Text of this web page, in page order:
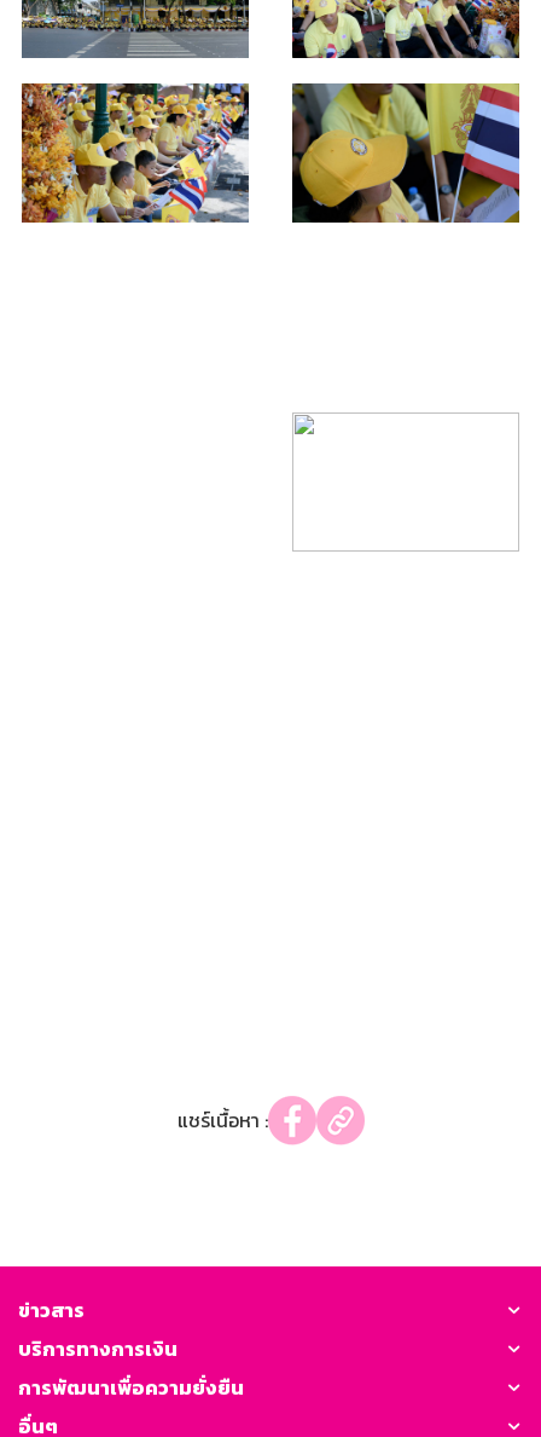
แชร์เนื้อหา :
ข่าวสาร
บริการทางการเงิน
การพัฒนาเพื่อความยั่งยืน
อื่นๆ